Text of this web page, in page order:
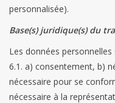
Cadeaux d'entreprise
Machines à café
Matériel d'emballage
personnalisée).
Base(s) juridique(s) du
Les données
6.1. a) consentement, b)
nécessaire pour se
nécessaire à la